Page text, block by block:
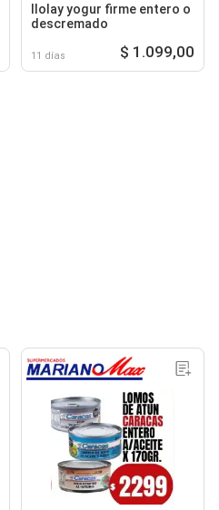
Ilolay yogur firme entero o
descremado
11 días $ 1.099,00